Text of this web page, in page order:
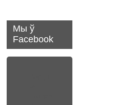
Мы ў
Facebook